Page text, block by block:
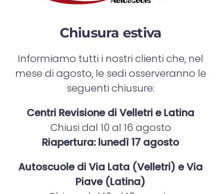
Codice fiscale
Certificato medico per l’idoneità alla guida
Permesso di soggiorno (per cittadini stranieri, se
necessario)
Chi desidera iniziare il percorso puòrivolgersi
direttamente alle segreterie di Apollo 11 Group, nelle sedi
, e avere tutte le info necessarie.
Chiusura estiva
Informiamo tutti i nostri clienti che, nel
mese di agosto, le sedi osserveranno le
seguenti chiusure:
Centri Revisione di Velletri e Latina
Chiusi dal 10 al 16 agosto
Riapertura: lunedì 17 agosto
Autoscuole di Via Lata (Velletri) e Via
Piave (Latina)